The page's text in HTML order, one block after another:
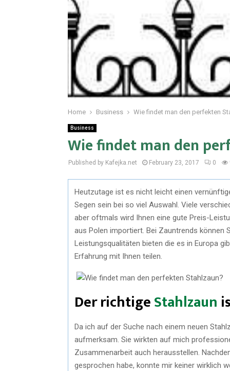
Home Business Wie findet man den perfekten
Business
Wie findet man den
Published by Kafejka.net February 23, 2017 0
Heutzutage ist es nicht leicht einen
Segen sein bei so viel Auswahl. Viele
aber oftmals wird Ihnen eine gute Preis-
aus Polen importiert. Bei Zauntrends können
Leistungsqualitäten bieten die es in Europa
Erfahrung mit Ihnen teilen.
Der richtigeStahlzaun
Da ich auf der Suche nach einem neuen
aufmerksam. Sie wirkten auf mich
Zusammenarbeit auch herausstellen.
gesprochen habe, konnte mir keiner wirklich